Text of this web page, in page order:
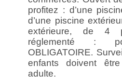
profitez : d’une
d’une piscine
extérieure, de 4
réglementé :
OBLIGATOIRE.
enfants doivent
adulte.